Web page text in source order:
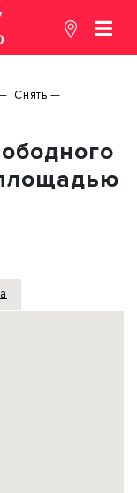
Снять